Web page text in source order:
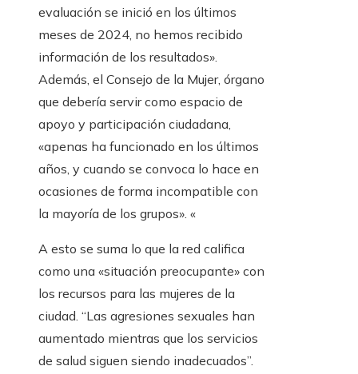
evaluación se inició en los últimos
meses de 2024, no hemos recibido
información de los resultados».
Además, el Consejo de la Mujer, órgano
que debería servir como espacio de
apoyo y participación ciudadana,
«apenas ha funcionado en los últimos
años, y cuando se convoca lo hace en
ocasiones de forma incompatible con
la mayoría de los grupos». «
A esto se suma lo que la red califica
como una «situación preocupante» con
los recursos para las mujeres de la
ciudad. “Las agresiones sexuales han
aumentado mientras que los servicios
de salud siguen siendo inadecuados”.